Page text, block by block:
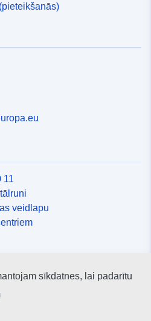
11
veidlapu
sīkdatnes, lai padarītu